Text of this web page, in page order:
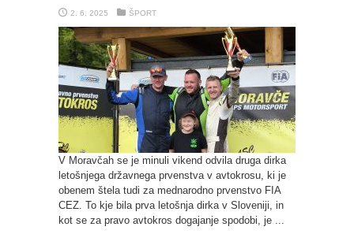
2. 6. 2025 ŠPORT
V Moravčah se je minuli vikend odvila druga dirka
letošnjega državnega prvenstva v avtokrosu, ki je
obenem štela tudi za mednarodno prvenstvo FIA
CEZ. To kje bila prva letošnja dirka v Sloveniji, in
kot se za pravo avtokros dogajanje spodobi, je ...